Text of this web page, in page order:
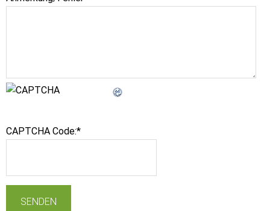
CAPTCHA Code:*